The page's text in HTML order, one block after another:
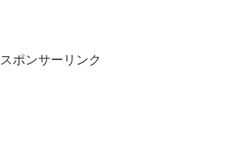
スポンサーリンク